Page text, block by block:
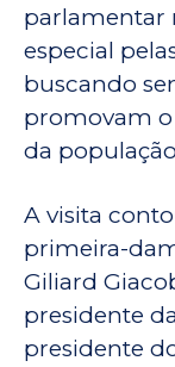
parlamentar
especial
buscando
promovam
da
A visita
primeira-
Giliard
presidente
presidente